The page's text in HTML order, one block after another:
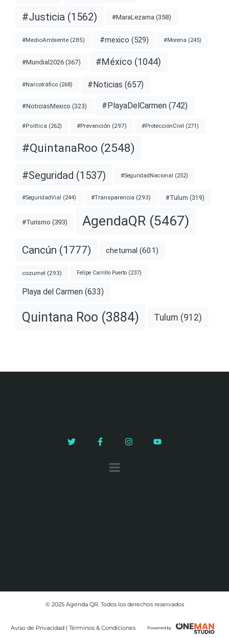
#Justicia (1562) #MaraLezama (358)
#MedioAmbiente (285) #mexico (529) #Morena (245)
#Mundial2026 (367) #México (1044)
#Narcotráfico (268) #Noticias (657)
#NoticiasMexico (323) #PlayaDelCarmen (742)
#Política (262) #Prevención (297) #ProtecciónCivil (271)
#QuintanaRoo (2548)
#Seguridad (1537) #SeguridadNacional (252)
#SeguridadVial (244) #Transparencia (293) #Tulum (319)
#Turismo (393) AgendaQR (5467)
Cancún (1777) chetumal (601)
cozumel (293) Felipe Carrillo Puerto (237)
Playa del Carmen (633)
Quintana Roo (3884) Tulum (912)
© 2025 Agenda QR. Todos los derechos reservados
Aviso de Privacidad | Términos & Condiciones Powered by